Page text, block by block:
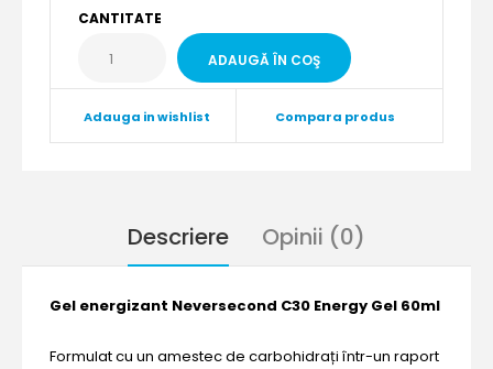
CANTITATE
Adauga in wishlist Compara produs
Descriere Opinii (0)
Gel energizant Neversecond C30 Energy Gel 60ml
Formulat cu un amestec de carbohidrați într-un raport